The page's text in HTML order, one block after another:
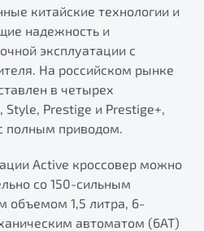
китайские технологии и
надежность и
эксплуатации с
На российском рынке
в четырех
Prestige и Prestige+,
полным приводом.
Active кроссовер можно
со 150-сильным
объемом 1,5 литра, 6-
автоматом (6АТ)